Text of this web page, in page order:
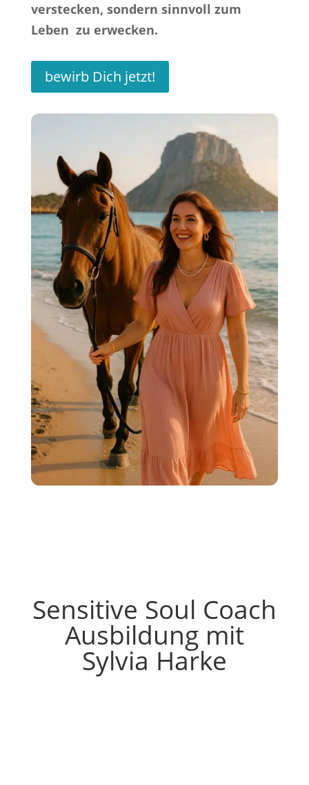
verstecken, sondern sinnvoll zum
Leben zu erwecken.
bewirb Dich jetzt!
Sensitive Soul Coach
Ausbildung mit
Sylvia Harke